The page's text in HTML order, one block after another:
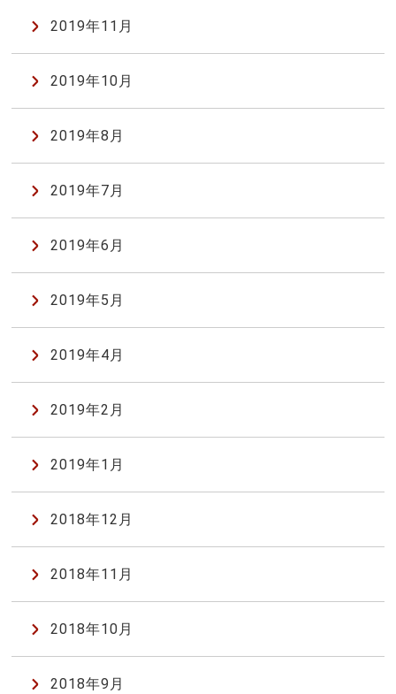
2019年11月
2019年10月
2019年8月
2019年7月
2019年6月
2019年5月
2019年4月
2019年2月
2019年1月
2018年12月
2018年11月
2018年10月
2018年9月